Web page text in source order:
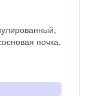
почка.